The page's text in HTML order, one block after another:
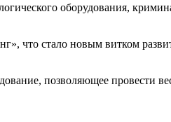
оборудования,
что стало новым витком
позволяющее провести